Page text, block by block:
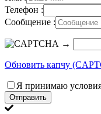
Телефон :
Сообщение :
→
Обновить капчу
Я принимаю
Отправить